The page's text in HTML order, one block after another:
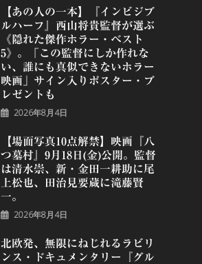
【あの人の一本】『インビジブ
ルハーフ』⻄⼭将貴監督が選ぶ
《隠れた傑作ホラー・ベスト
5》。「この監督にしか作れな
い、誰にも真似できないホラー
映画」サイン入りポスター・プ
レゼントも
2026年8月4日
【場面写真10点解禁】映画『八
つ墓村』9月18日(金)公開。監督
は清水崇、新・金田一耕助に尾
上松也、田治見要蔵に滝藤賢
一。
2026年8月4日
北欧発、無限にねじれるラビリ
ンス・ドキュメンタリー『グル